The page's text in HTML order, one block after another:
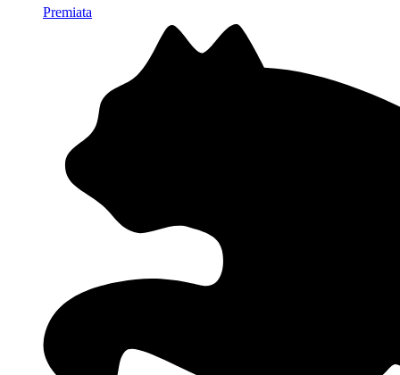
Premiata